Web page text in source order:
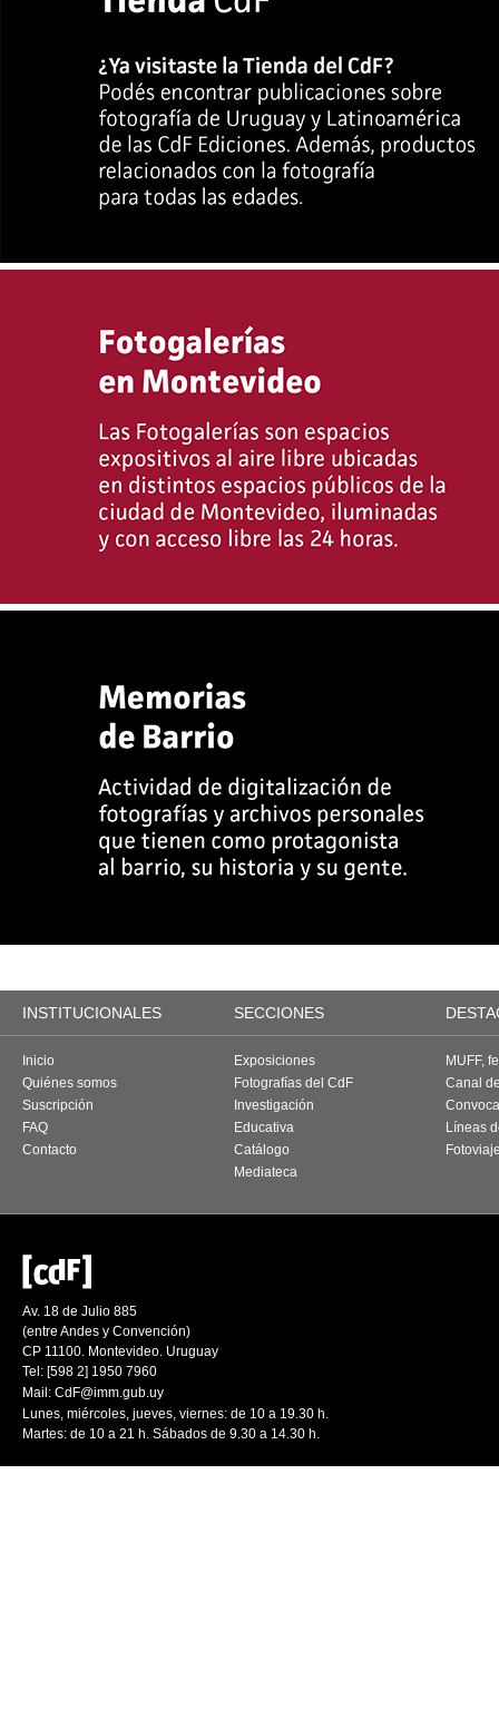
INSTITUCIONALES SECCIONES
Inicio
Quiénes somos
Suscripción
FAQ
Contacto
Exposiciones
Fotografías del CdF
Investigación
Educativa
Catálogo
Mediateca
MUFF,
Canal
Líneas
Av. 18 de Julio 885
(entre Andes y Convención)
CP 11100. Montevideo. Uruguay
Tel: [598 2] 1950 7960
Mail: CdF@imm.gub.uy
Lunes, miércoles, jueves, viernes: de 10 a 19.30 h.
Martes: de 10 a 21 h. Sábados de 9.30 a 14.30 h.